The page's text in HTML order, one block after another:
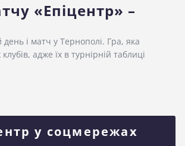
«Епіцентр» –
і матч у Тернополі. Гра, яка
адже їх в турнірній таблиці
у соцмережах